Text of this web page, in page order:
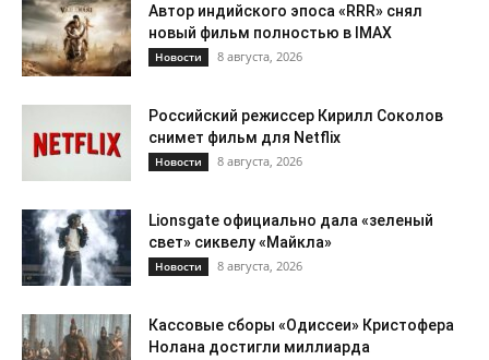
Автор индийского эпоса «RRR» снял
новый фильм полностью в IMAX
Новости 8 августа, 2026
Российский режиссер Кирилл Соколов
снимет фильм для Netflix
Новости 8 августа, 2026
Lionsgate официально дала «зеленый
свет» сиквелу «Майкла»
Новости 8 августа, 2026
Кассовые сборы «Одиссеи» Кристофера
Нолана достигли миллиарда